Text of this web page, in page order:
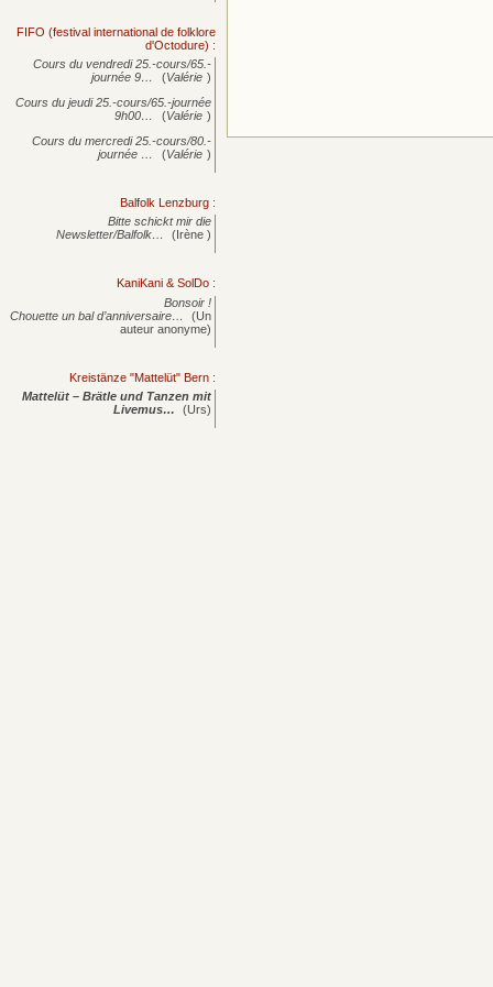
FIFO (festival international de folklore
d'Octodure) :
Cours du vendredi 25.-cours/65.-
journée 9… (Valérie )
Cours du jeudi 25.-cours/65.-journée
9h00…
(Valérie )
Cours du mercredi 25.-cours/80.-
journée … (Valérie )
Balfolk Lenzburg :
Bitte schickt mir die
Newsletter/Balfolk…
(Irène )
KaniKani & SolDo :
Bonsoir !
Chouette un bal d’anniversaire…
(Un
auteur anonyme)
Kreistänze "Mattelüt" Bern :
Mattelüt – Brätle und Tanzen mit
Livemus…
(Urs)